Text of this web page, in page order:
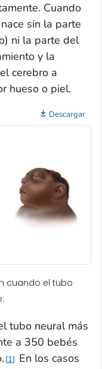
Cuando
sin la parte
ni la parte del
y la
cerebro a
hueso o piel.
Descargar
cuando el tubo
tubo neural más
a 350 bebés
1
En los casos